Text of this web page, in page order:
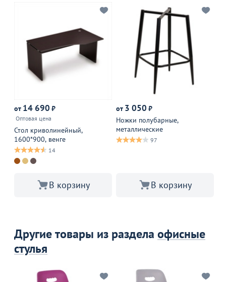
от 14 690 ₽
Оптовая цена
Стол криволинейный,
1600*900, венге
14
В корзину
от 3 050 ₽
Ножки полубарные,
металлические
97
В корзину
Другие товары из раздела офисные
стулья